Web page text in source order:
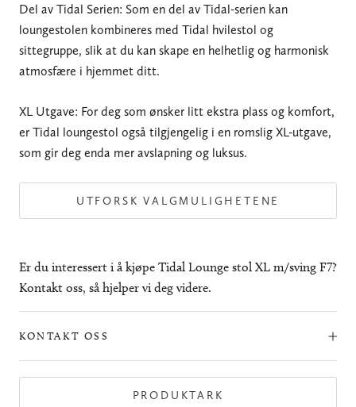
Del av Tidal Serien: Som en del av Tidal-serien kan
loungestolen kombineres med Tidal hvilestol og
sittegruppe, slik at du kan skape en helhetlig og harmonisk
atmosfære i hjemmet ditt.
XL Utgave: For deg som ønsker litt ekstra plass og komfort,
er Tidal loungestol også tilgjengelig i en romslig XL-utgave,
som gir deg enda mer avslapning og luksus.
UTFORSK VALGMULIGHETENE
Er du interessert i å kjøpe Tidal Lounge stol XL m/sving F7?
Kontakt oss, så hjelper vi deg videre.
KONTAKT OSS
PRODUKTARK